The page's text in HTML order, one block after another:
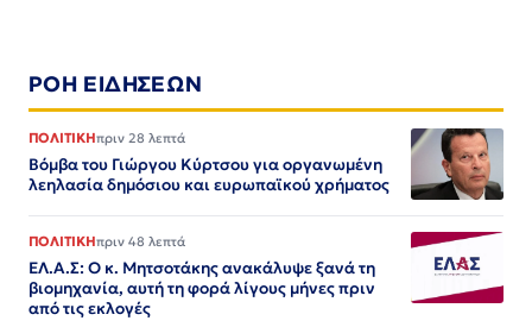
ΡΟΗ ΕΙΔΗΣΕΩΝ
ΠΟΛΙΤΙΚΗπριν 28 λεπτά
Βόμβα του Γιώργου Κύρτσου για οργανωμένη
λεηλασία δημόσιου και ευρωπαϊκού χρήματος
ΠΟΛΙΤΙΚΗπριν 48 λεπτά
ΕΛ.Α.Σ: Ο κ. Μητσοτάκης ανακάλυψε ξανά τη
βιομηχανία, αυτή τη φορά λίγους μήνες πριν
από τις εκλογές